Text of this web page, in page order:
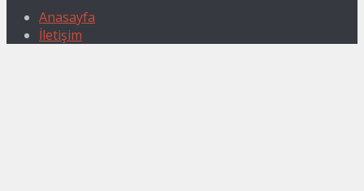
Anasayfa
İletişim